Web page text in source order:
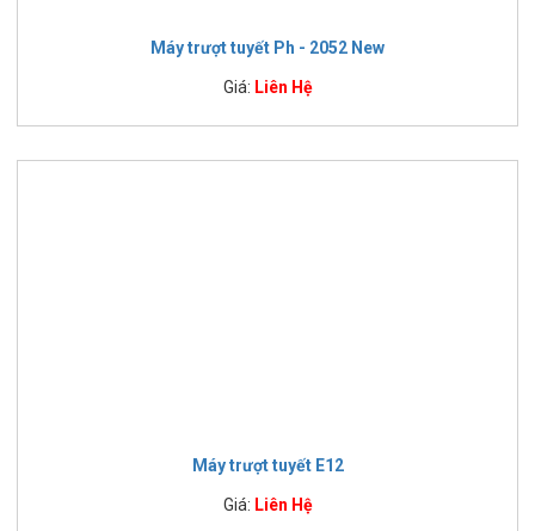
Máy trượt tuyết Ph - 2052 New
Giá: Liên Hệ
Máy trượt tuyết E12
Giá: Liên Hệ